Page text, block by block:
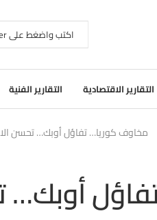
التقارير الاقتصادية التقارير الفنية
مخاوف كوريا… تفاؤل أوبك… تحسن
أوبك…